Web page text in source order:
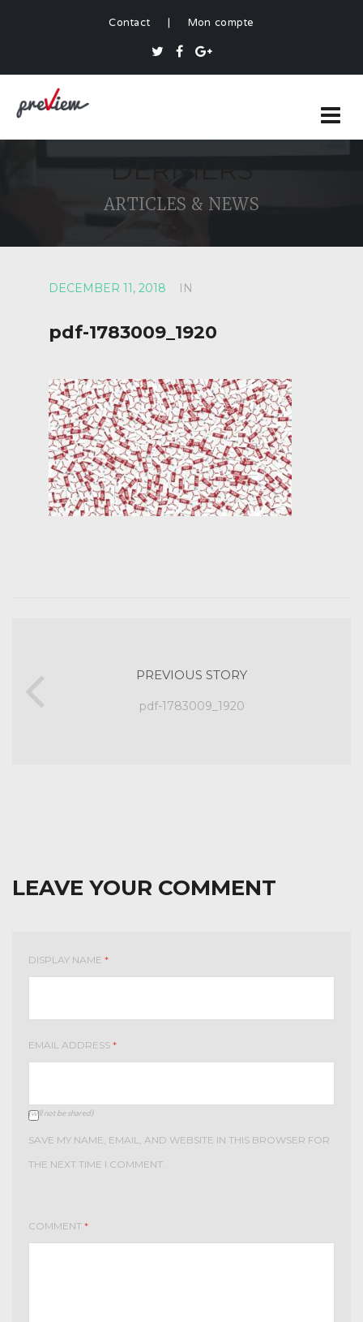
Contact | Mon compte
ARTICLES & NEWS
DECEMBER 11, 2018 IN
pdf-1783009_1920
PREVIOUS STORY
pdf-1783009_1920
LEAVE YOUR COMMENT
DISPLAY NAME *
EMAIL ADDRESS *
(will not be shared)
SAVE MY NAME, EMAIL, AND WEBSITE IN THIS BROWSER FOR
THE NEXT TIME I COMMENT.
COMMENT *